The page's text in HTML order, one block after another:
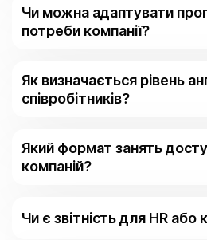
Чи можна адаптувати
потреби компанії?
Як визначається рівень
співробітників?
Який формат занять
компаній?
Чи є звітність для HR або